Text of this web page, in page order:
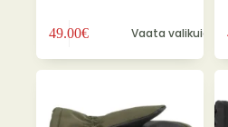
49.00€ Vaata valikuid
tootel
mitu
on
mitu
saab